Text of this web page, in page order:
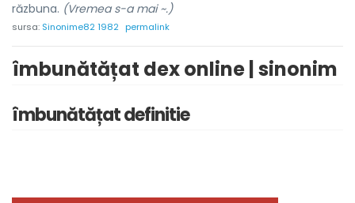
răzbuna. (Vremea s-a mai ~.)
sursa: Sinonime82 1982 permalink
îmbunătățat dex online | sinonim
îmbunătățat definitie